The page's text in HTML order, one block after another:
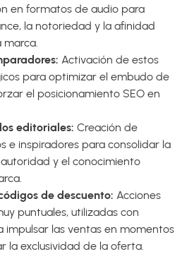
en formatos de audio para
la notoriedad y la afinidad
marca.
Activación de estos
para optimizar el embudo de
el posicionamiento SEO en
editoriales: Creación de
e inspiradores para consolidar la
y el conocimiento
de descuento: Acciones
puntuales, utilizadas con
impulsar las ventas en momentos
la exclusividad de la oferta.